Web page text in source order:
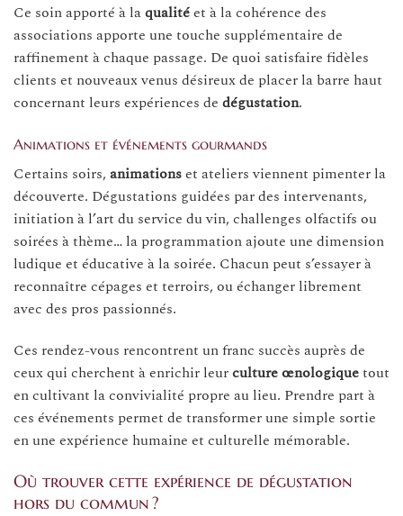
Ce soin apporté à laqualitéet à la cohérence des
associations apporte une touche supplémentaire de
raffinement à chaque passage. De quoi satisfaire fidèles
clients et nouveaux venus désireux de placer la barre haut
concernant leurs expériences de dégustation.
Animations et événements gourmands
Certains soirs,animationset ateliers viennent pimenter la
découverte. Dégustations guidées par des intervenants,
initiation à l’art du service du vin, challenges olfactifs ou
soirées à thème… la programmation ajoute une dimension
ludique et éducative à la soirée. Chacun peut s’essayer à
reconnaître cépages et terroirs, ou échanger librement
avec des pros passionnés.
Ces rendez-vous rencontrent un franc succès auprès de
ceux qui cherchent à enrichir leurculture œnologiquetout
en cultivant la convivialité propre au lieu. Prendre part à
ces événements permet de transformer une simple sortie
en une expérience humaine et culturelle mémorable.
Où trouver cette expérience de dégustation
hors du commun ?